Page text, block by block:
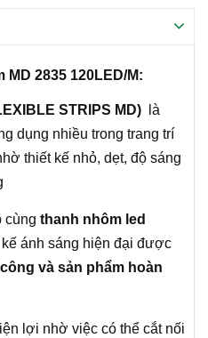
MD 2835 120LED/M:
STRIPS MD)
là
dụng nhiều trong trang trí
thiết kế nhỏ, dẹt, độ sáng
cùng thanh nhôm led
ánh sáng hiện đại được
và sản phẩm hoàn
lợi nhờ việc có thể cắt nối